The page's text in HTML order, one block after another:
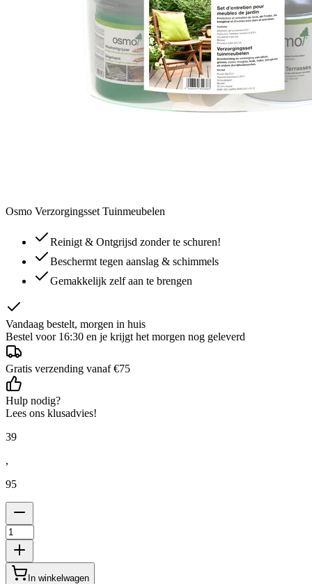
Osmo Verzorgingsset Tuinmeubelen
Reinigt & Ontgrijsd zonder te schuren!
Beschermt tegen aanslag & schimmels
Gemakkelijk zelf aan te brengen
Vandaag bestelt, morgen in huis
Bestel voor 16:30 en je krijgt het morgen nog geleverd
Gratis verzending vanaf €75
Hulp nodig?
Lees ons klusadvies!
39
,
95
In winkelwagen